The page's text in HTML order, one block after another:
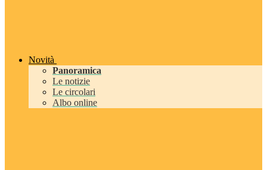
Novità
Panoramica
Le notizie
Le circolari
Albo online